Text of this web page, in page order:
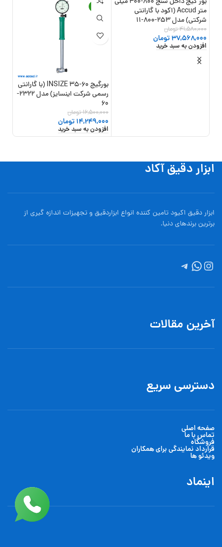
-10%
متر Accud (اکود با گارانتی
شرکتی) مدل 253-800-11
41,580,000تومان
37,568,000تومان
افزودن به سبد خرید
-14%
بورگیج 60-35 INSIZE (با گارانتی
رسمی شرکت اینسایز) مدل 2322-
60
16,500,000تومان
14,249,000 تومان
افزودن به سبد خرید
ابزار دقیق آکاد
ابزار دقیق اکیود تامین کننده انواع ابزاردقيق و تجهيزات اندازه گیری از
برترین برندهای دنیا.
آخرین مقالات
دسترسی سریع
صفحه اصلی
تماس با ما
فروشگاه
قرارداد نمایندگی برای همکاران
ویدئو ها
اینماد